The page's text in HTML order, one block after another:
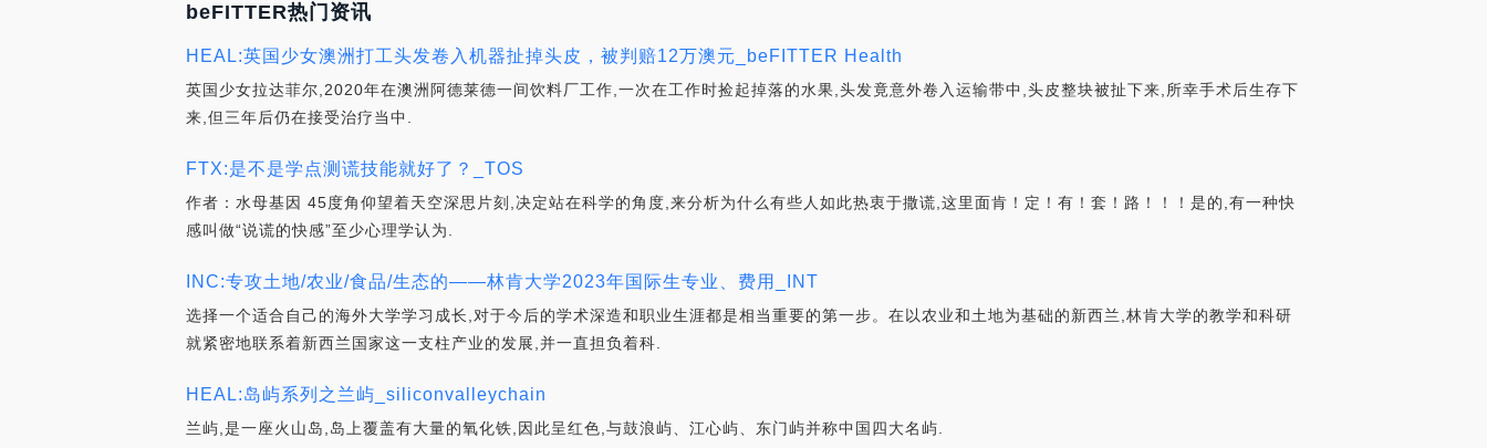
beFITTER热门资讯
HEAL:英国少女澳洲打工头发卷入机器扯掉头皮，被判赔12万澳元_beFITTER Health
英国少女拉达菲尔,2020年在澳洲阿德莱德一间饮料厂工作,一次在工作时捡起掉落的水果,头发竟意外卷入运输带中,头皮整块被扯下来,所幸手术后生存下
来,但三年后仍在接受治疗当中.
FTX:是不是学点测谎技能就好了？_TOS
作者：水母基因 45度角仰望着天空深思片刻,决定站在科学的角度,来分析为什么有些人如此热衷于撒谎,这里面肯！定！有！套！路！！！是的,有一种快
感叫做“说谎的快感”至少心理学认为.
INC:专攻土地/农业/食品/生态的——林肯大学2023年国际生专业、费用_INT
选择一个适合自己的海外大学学习成长,对于今后的学术深造和职业生涯都是相当重要的第一步。在以农业和土地为基础的新西兰,林肯大学的教学和科研
就紧密地联系着新西兰国家这一支柱产业的发展,并一直担负着科.
HEAL:岛屿系列之兰屿_siliconvalleychain
兰屿,是一座火山岛,岛上覆盖有大量的氧化铁,因此呈红色,与鼓浪屿、江心屿、东门屿并称中国四大名屿.